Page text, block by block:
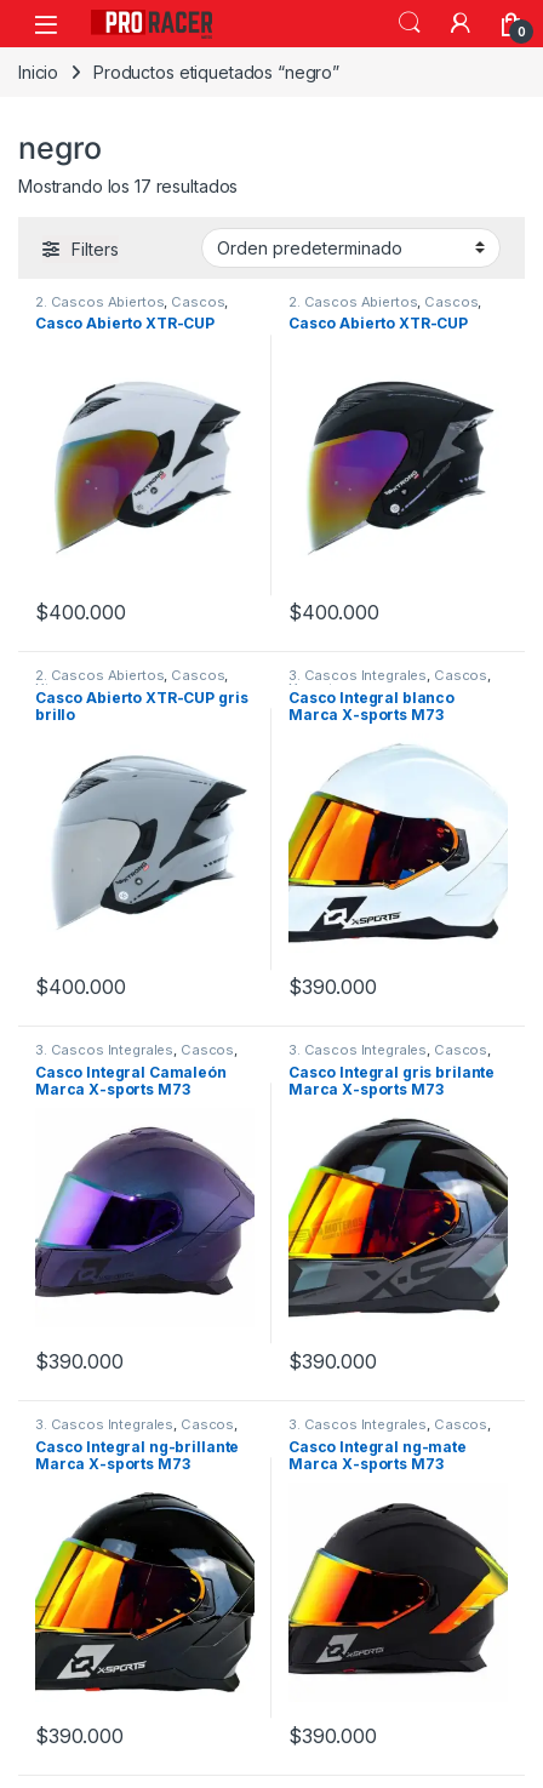
0
Inicio Productos etiquetados “negro”
negro
Mostrando los 17 resultados
Filters
2. Cascos Abiertos Cascos
Xtrong
Casco Abierto XTR-CUP
$400.000
Este producto tiene múltiples variantes. Las opciones se
2. Cascos Abiertos Cascos
Xtrong
Casco Abierto XTR-CUP
$400.000
Este producto tiene múltiples
2. Cascos Abiertos, Cascos,
Xtrong
Casco Abierto XTR-CUP gris
brillo
$400.000
Este producto tiene múltiples variantes. Las opciones se
3. Cascos Integrales, Cascos,
Xsports
Casco Integral blanco
Marca X-sports M73
$390.000
Este producto tiene múltiples
3. Cascos Integrales, Cascos,
Xsports
Casco Integral Camaleón
Marca X-sports M73
$390.000
Este producto tiene múltiples variantes. Las opciones se
3. Cascos Integrales, Cascos,
Xsports
Casco Integral gris brilante
Marca X-sports M73
$390.000
Este producto tiene múltiples
3. Cascos Integrales, Cascos,
Xsports
Casco Integral ng-brillante
Marca X-sports M73
$390.000
Este producto tiene múltiples variantes. Las opciones se
3. Cascos Integrales, Cascos,
Xsports
Casco Integral ng-mate
Marca X-sports M73
$390.000
Este producto tiene múltiples